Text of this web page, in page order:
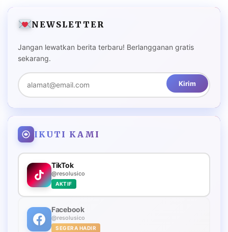
NEWSLETTER
Jangan lewatkan berita terbaru! Berlangganan gratis
sekarang.
Kirim
IKUTI KAMI
TikTok
@resolusico
AKTIF
Facebook
@resolusico
SEGERA HADIR